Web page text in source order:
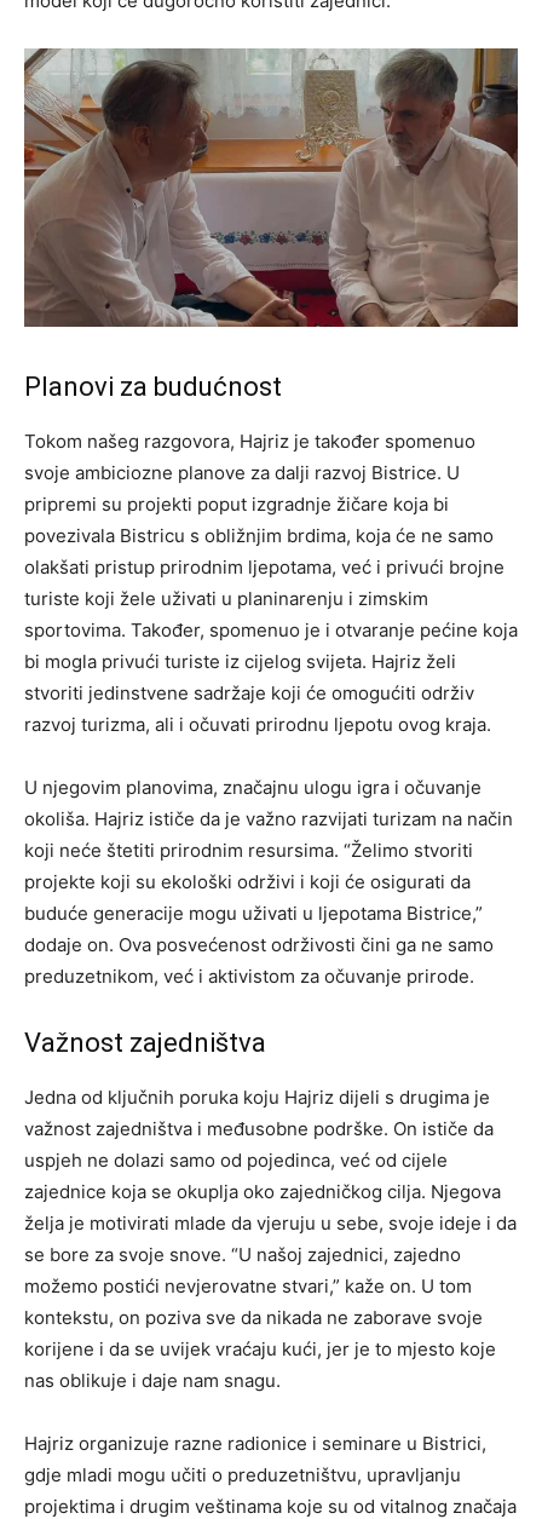
Planovi za budućnost
Tokom našeg razgovora, Hajriz je također spomenuo
svoje ambiciozne planove za dalji razvoj Bistrice. U
pripremi su projekti poput izgradnje žičare koja bi
povezivala Bistricu s obližnjim brdima, koja će ne samo
olakšati pristup prirodnim ljepotama, već i privući brojne
turiste koji žele uživati u planinarenju i zimskim
sportovima. Također, spomenuo je i otvaranje pećine koja
bi mogla privući turiste iz cijelog svijeta. Hajriz želi
stvoriti jedinstvene sadržaje koji će omogućiti održiv
razvoj turizma, ali i očuvati prirodnu ljepotu ovog kraja.
U njegovim planovima, značajnu ulogu igra i očuvanje
okoliša. Hajriz ističe da je važno razvijati turizam na način
koji neće štetiti prirodnim resursima. “Želimo stvoriti
projekte koji su ekološki održivi i koji će osigurati da
buduće generacije mogu uživati u ljepotama Bistrice,”
dodaje on. Ova posvećenost održivosti čini ga ne samo
preduzetnikom, već i aktivistom za očuvanje prirode.
Važnost zajedništva
Jedna od ključnih poruka koju Hajriz dijeli s drugima je
važnost zajedništva i međusobne podrške. On ističe da
uspjeh ne dolazi samo od pojedinca, već od cijele
zajednice koja se okuplja oko zajedničkog cilja. Njegova
želja je motivirati mlade da vjeruju u sebe, svoje ideje i da
se bore za svoje snove. “U našoj zajednici, zajedno
možemo postići nevjerovatne stvari,” kaže on. U tom
kontekstu, on poziva sve da nikada ne zaborave svoje
korijene i da se uvijek vraćaju kući, jer je to mjesto koje
nas oblikuje i daje nam snagu.
Hajriz organizuje razne radionice i seminare u Bistrici,
gdje mladi mogu učiti o preduzetništvu, upravljanju
projektima i drugim veštinama koje su od vitalnog značaja